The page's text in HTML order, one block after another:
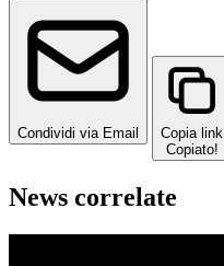
Condividi via Email
Copia link
Copiato!
News correlate